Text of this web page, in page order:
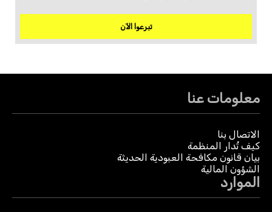
تبرعوا الآن
معلومات عنا
الاتصال بنا
كيف تُدار المنظمة
بيان قانون مكافحة العبودية الحديثة
الشؤون المالية
الموارد